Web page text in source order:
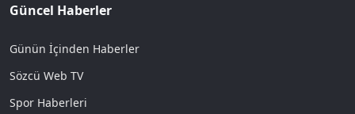
Güncel Haberler
Günün İçinden Haberler
Sözcü Web TV
Spor Haberleri